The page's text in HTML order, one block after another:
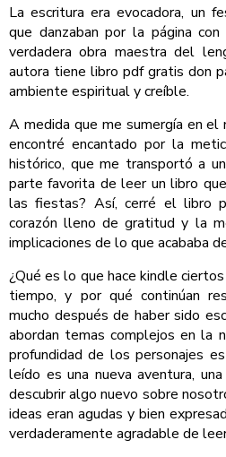
La escritura era evocadora, un
que danzaban por la página con
verdadera obra maestra del
autora tiene libro pdf gratis don
ambiente espiritual y creíble.
A medida que me sumergía en
encontré encantado por la
histórico, que me transportó a
parte favorita de leer un libro
las fiestas? Así, cerré el libro
corazón lleno de gratitud y la
implicaciones de lo que acababa
¿Qué es lo que hace kindle
tiempo, y por qué continúan
mucho después de haber sido
abordan temas complejos en la
profundidad de los personajes
leído es una nueva aventura,
descubrir algo nuevo sobre
ideas eran agudas y bien
verdaderamente agradable de